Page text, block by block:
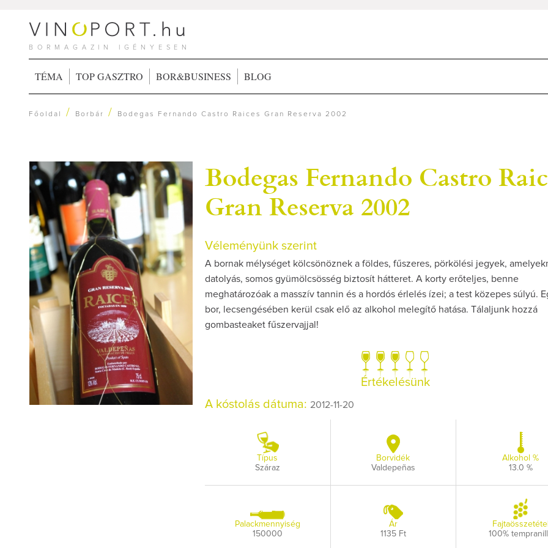
BORMAGAZIN IGÉNYESEN
TÉMA TOP GASZTRO BOR&BUSINESS BLOG
Főoldal / Borbár / Bodegas Fernando Castro Raices Gran Reserva 2002
Bodegas Fernando Castro
Gran Reserva 2002
Véleményünk szerint
A bornak mélységet kölcsönöznek a földes, fűszeres, pörkölési jegyek,
datolyás, somos gyümölcsösség biztosít hátteret. A korty erőteljes, benne
meghatározóak a masszív tannin és a hordós érlelés ízei; a test közepes súlyú.
bor, lecsengésében kerül csak elő az alkohol melegítő hatása. Tálaljunk hozzá
gombasteaket fűszervajjal!
Értékelésünk
A kóstolás dátuma: 2012-11-20
Típus
Száraz
Borvidék
Valdepeñas
Alkohol %
13.0 %
Palackmennyiség
150000
Ár
1135 Ft
Fajtaösszetétel
100%